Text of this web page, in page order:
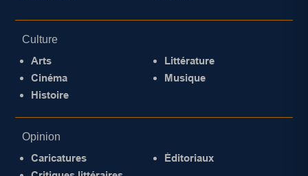
Culture
Arts
Cinéma
Histoire
Littérature
Musique
Opinion
Caricatures
Éditoriaux